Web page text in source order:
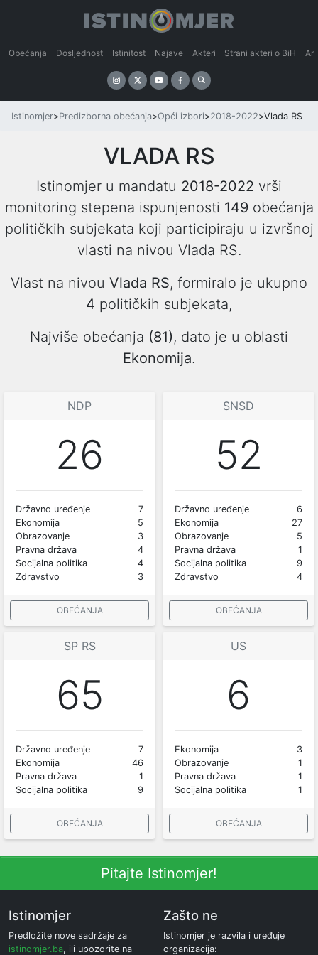
Obećanja Dosljednost Istinitost Najave Akteri Strani akteri o BiH
Istinomjer>Predizborna obećanja>Opći izbori>2018-2022>Vlada RS
VLADA RS
Istinomjer u mandatu 2018-2022 vrši
monitoring stepena ispunjenosti 149obećanja
političkih subjekata koji participiraju u izvršnoj
vlasti na nivou Vlada RS.
Vlast na nivou Vlada RS, formiralo je ukupno
4 političkih subjekata,
Najviše obećanja (81), dato je u oblasti
Ekonomija.
NDP
26
Državno uređenje
7
Ekonomija
5
Obrazovanje
3
Pravna država
4
Socijalna politika
4
Zdravstvo
3
OBEĆANJA
SNSD
52
Državno uređenje
6
Ekonomija
27
Obrazovanje
5
Pravna država
1
Socijalna politika
9
Zdravstvo
4
OBEĆANJA
SP RS
65
Državno uređenje
7
Ekonomija
46
Pravna država
1
Socijalna politika
9
OBEĆANJA
US
6
Ekonomija
3
Obrazovanje
1
Pravna država
1
Socijalna politika
1
OBEĆANJA
Pitajte Istinomjer!
Istinomjer
Predložite nove sadržaje za
istinomjer.ba, ili upozorite na
Zašto ne
Istinomjer je razvila i uređuje
organizacija: